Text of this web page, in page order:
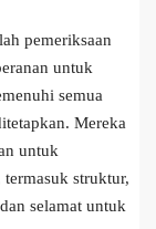
pemeriksaan
untuk
semua
Mereka
untuk
termasuk struktur,
selamat untuk